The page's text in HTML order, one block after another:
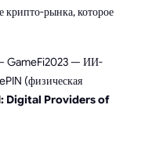
крипто-рынка, которое
GameFi2023 — ИИ-
(физическая
Digital Providers of